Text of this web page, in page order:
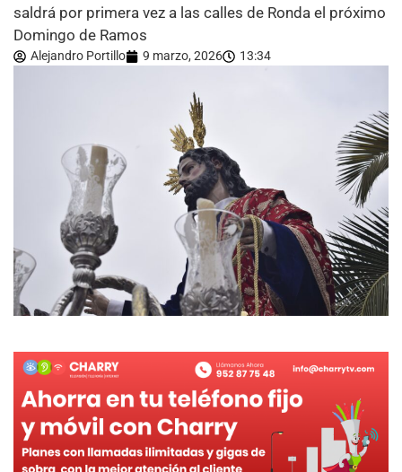
saldrá por primera vez a las calles de Ronda el próximo
Domingo de Ramos
Alejandro Portillo 9 marzo, 2026 13:34